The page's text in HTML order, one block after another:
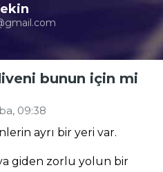
bunun için mi
09:38
ayrı bir yeri var.
giden zorlu yolun bir